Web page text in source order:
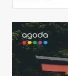
สำหรับ: